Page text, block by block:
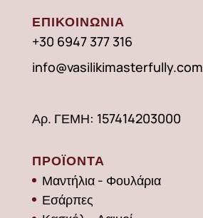
ΕΠΙΚΟΙΝΩΝΙΑ
+30 6947 377 316
info@vasilikimasterfully.com
Αρ. ΓΕΜΗ: 157414203000
ΠΡΟΪΟΝΤΑ
Μαντήλια - Φουλάρια
Εσάρπες